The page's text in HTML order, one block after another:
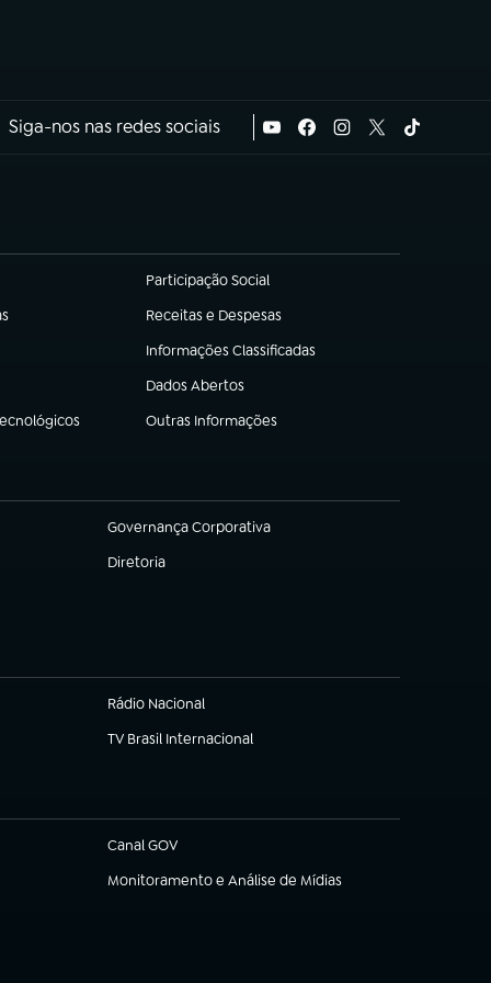
Siga-nos nas redes sociais
Participação Social
(abre em nova aba)
Receitas e Despesas
(abre em nova aba)
Informações Classificadas
(abre em nova aba)
Dados Abertos
(abre em nova aba)
Outras Informações
(abre em nova aba)
Governança Corporativa
(abre em nova aba)
Diretoria
(abre em nova aba)
Rádio Nacional
TV Brasil Internacional
(abre em nova aba)
Canal GOV
(abre em nova aba)
Monitoramento e Análise de Mídias
(abre em nova aba)